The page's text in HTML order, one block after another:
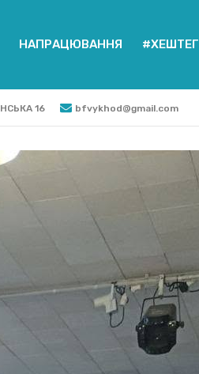
НАПРАЦЮВАННЯ #ХЕШТЕГ
16 bfvykhod@gmail.com